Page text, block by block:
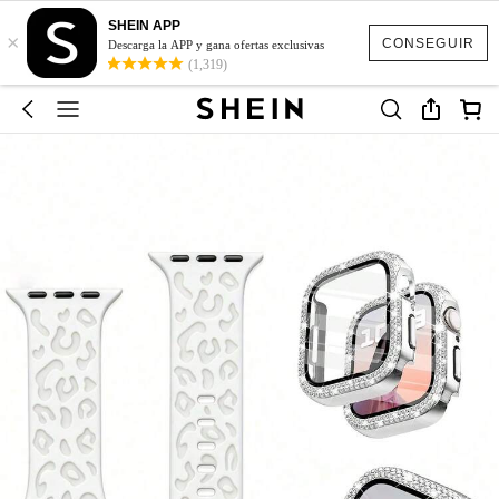
CONSEGUIR
×
SHEIN APP
Descarga la APP y gana ofertas exclusivas
(1,319)